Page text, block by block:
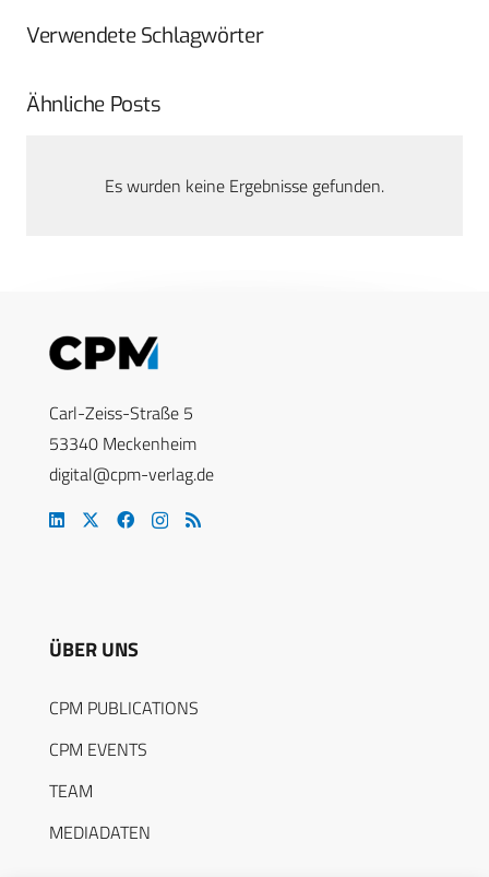
Verwendete Schlagwörter
Ähnliche Posts
Es wurden keine Ergebnisse gefunden.
Carl-Zeiss-Straße 5
53340 Meckenheim
digital@cpm-verlag.de
ÜBER UNS
CPM PUBLICATIONS
CPM EVENTS
TEAM
MEDIADATEN